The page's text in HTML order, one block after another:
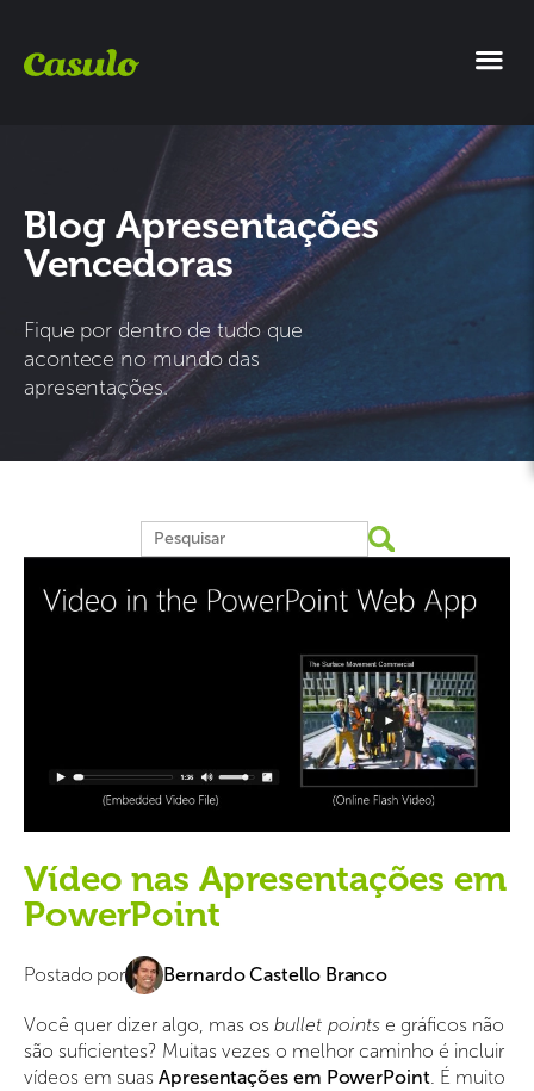
Blog Apresentações
Vencedoras
Fique por dentro de tudo que
acontece no mundo das
apresentações.
Vídeo nas Apresentações em
PowerPoint
Postado por Bernardo Castello Branco
Você quer dizer algo, mas os bullet points e gráficos não
são suficientes? Muitas vezes o melhor caminho é incluir
vídeos em suas Apresentações em PowerPoint. É muito